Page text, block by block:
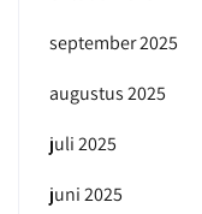
september 2025
augustus 2025
juli 2025
juni 2025